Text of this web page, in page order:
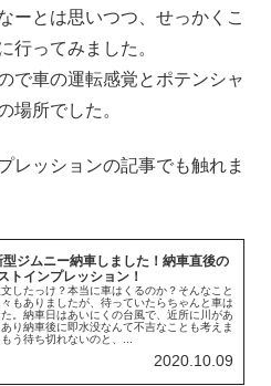
ーとは思いつつ、せっかくこ
行ってみました。
で車の運転感覚とポテンシャ
場所でした。
レッションの記事でも触れま
ジムニー納車しました！納車直後の
トインプレッション！
したっけ？本当に車はくるのか？そんなこと
もありましたが、待っていたらちゃんと車は
。納車日はあいにくの台風で、近所に川があ
り納車後に即水没なんて不吉なことも考えま
もう待ち切れないのと、...
2020.10.09